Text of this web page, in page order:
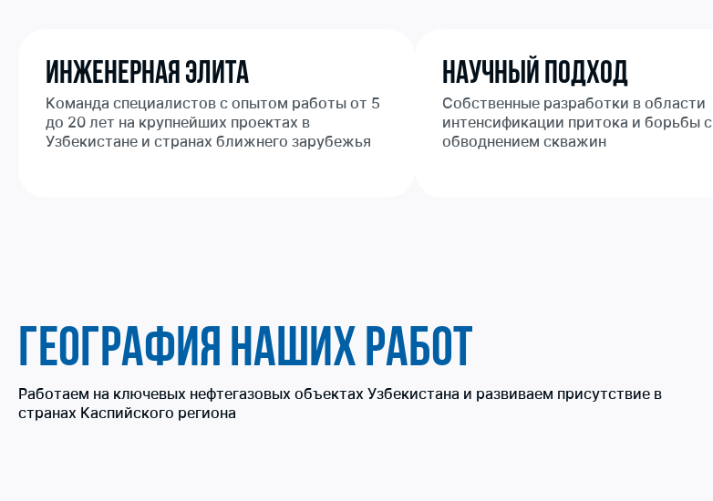
Инженерная элита
Команда специалистов с опытом работы от 5
до 20 лет на крупнейших проектах в
Узбекистане и странах ближнего зарубежья
Научный подход
Собственные разработки в области
интенсификации притока и борьбы с
обводнением скважин
ГЕОГРАФИЯ НАШИХ РАБОТ
Работаем на ключевых нефтегазовых объектах Узбекистана и развиваем присутствие в
странах Каспийского региона